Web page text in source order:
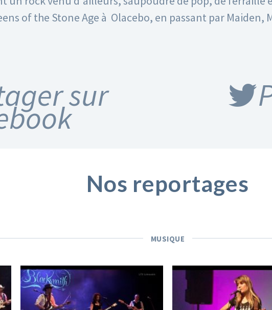
of the Stone Age à Olacebo, en passant par Maiden,
sur
Nos reportages
MUSIQUE